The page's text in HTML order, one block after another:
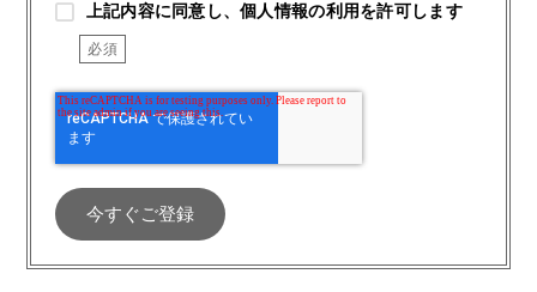
上記内容に同意し、個人情報の利用を許可します